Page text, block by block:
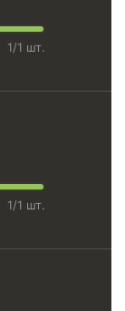
1/1 шт.
1/1 шт.